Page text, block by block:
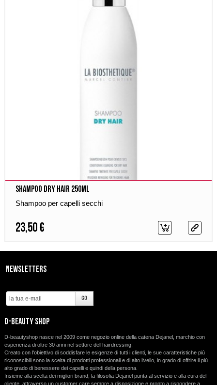
Shampoo Dry Hair 250ml
Shampoo per capelli secchi
23,50 €
Newsletters
d-beauty shop
D-beautyshop nasce nel 2009 come negozio online della catena Dejanel, marchio con
esperienza di oltre 30 anni nel settore dell’hairdressing.
Creato con l'obiettivo di soddisfare le esigenze di tutti i clienti, le sue caratteristiche più
riconoscibili sono la scelta di prodotti professionali e di alto livello, in grado di offrire il più
alto grado di benessere dei capelli e quindi della persona.
Insieme alla scelta dei migliori brand, la filosofia Dejanel punta al servizio e alla cura del
cliente, attraverso un customer care sempre a disposizione e pronto a rispondere a